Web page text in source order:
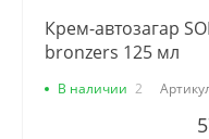
Крем-автозагар
bronzers 125 мл
В наличии 2